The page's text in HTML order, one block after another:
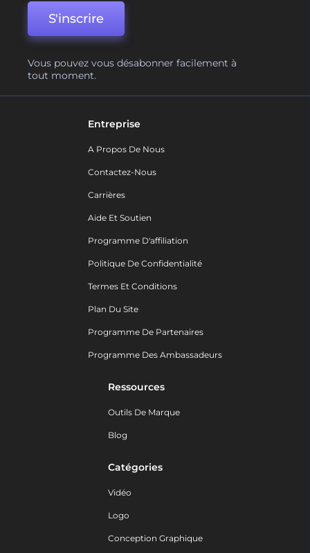
S'inscrire
Vous pouvez vous désabonner facilement à
tout moment.
Entreprise
A Propos De Nous
Contactez-Nous
Carrières
Aide Et Soutien
Programme D'affiliation
Politique De Confidentialité
Termes Et Conditions
Plan Du Site
Programme De Partenaires
Programme Des Ambassadeurs
Ressources
Outils De Marque
Blog
Catégories
Vidéo
Logo
Conception Graphique